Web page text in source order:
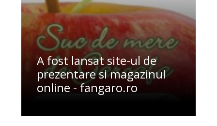
A fost lansat site-ul de
prezentare si magazinul
online - fangaro.ro